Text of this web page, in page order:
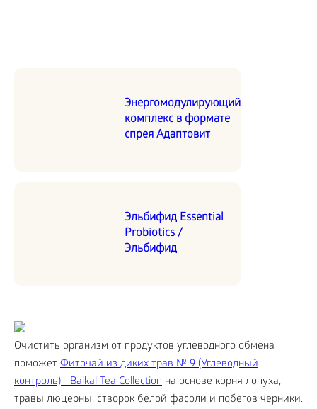
Энергомодулирующий
комплекс в формате
спрея Адаптовит
Эльбифид Essential
Probiotics /
Эльбифид
Очистить организм от продуктов углеводного обмена
поможет Фиточай из диких трав № 9 (Углеводный
контроль) - Baikal Tea Collection на основе корня лопуха,
травы люцерны, створок белой фасоли и побегов черники.